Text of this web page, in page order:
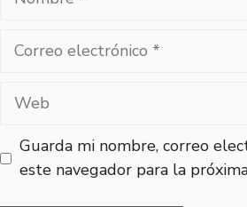
Correo
Web
Guarda mi nombre, correo
este navegador para la